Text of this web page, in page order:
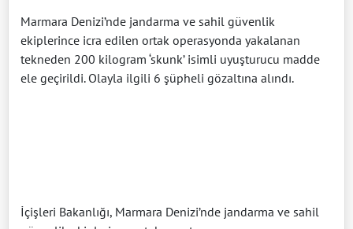
Marmara Denizi’nde jandarma ve sahil güvenlik
ekiplerince icra edilen ortak operasyonda yakalanan
tekneden 200 kilogram ‘skunk’ isimli uyuşturucu madde
ele geçirildi. Olayla ilgili 6 şüpheli gözaltına alındı.
İçişleri Bakanlığı, Marmara Denizi’nde jandarma ve sahil